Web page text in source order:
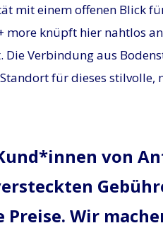
mit einem offenen Blick
more knüpft hier nahtlos
Verbindung aus
für dieses stilvolle,
von
Wir